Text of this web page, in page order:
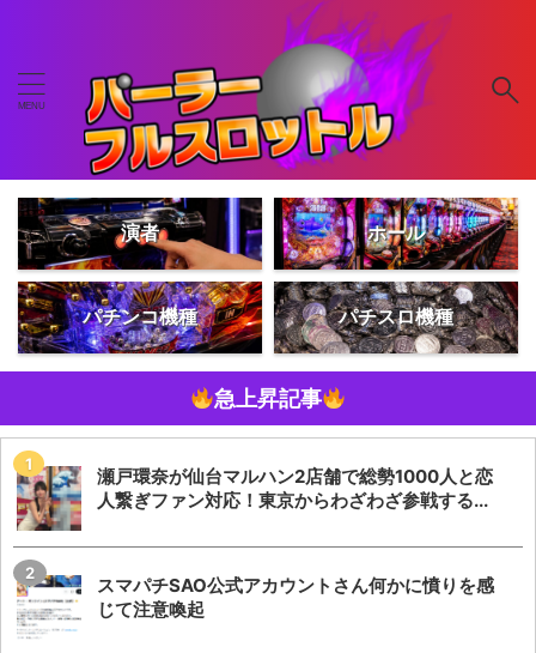
演者 ホール
パチンコ機種 パチスロ機種
急上昇記事
瀬戸環奈が仙台マルハン2店舗で総勢1000人と恋
人繋ぎファン対応！東京からわざわざ参戦する...
スマパチSAO公式アカウントさん何かに憤りを感
じて注意喚起